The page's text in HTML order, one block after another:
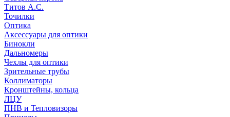
Титов А.С.
Точилки
Оптика
Аксессуары для оптики
Бинокли
Дальномеры
Чехлы для оптики
Зрительные трубы
Коллиматоры
Кронштейны, кольца
ЛЦУ
ПНВ и Тепловизоры